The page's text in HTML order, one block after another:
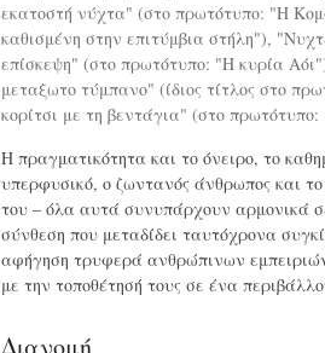
εκατοστή νύχτα" (στο πρωτότυπο: "Η
καθισμένη στην επιτύμβια στήλη"),
επίσκεψη" (στο πρωτότυπο: "Η κυρία
μεταξωτο τύμπανο" (ίδιος τίτλος στο
κορίτσι με τη βεντάγια" (στο
Η πραγματικότητα και το όνειρο, το
υπερφυσικό, ο ζωντανός άνθρωπος και
του – όλα αυτά συνυπάρχουν αρμονικά
σύνθεση που μεταδίδει ταυτόχρονα
αφήγηση τρυφερά ανθρώπινων
με την τοποθέτησή τους σε ένα
Διανομή